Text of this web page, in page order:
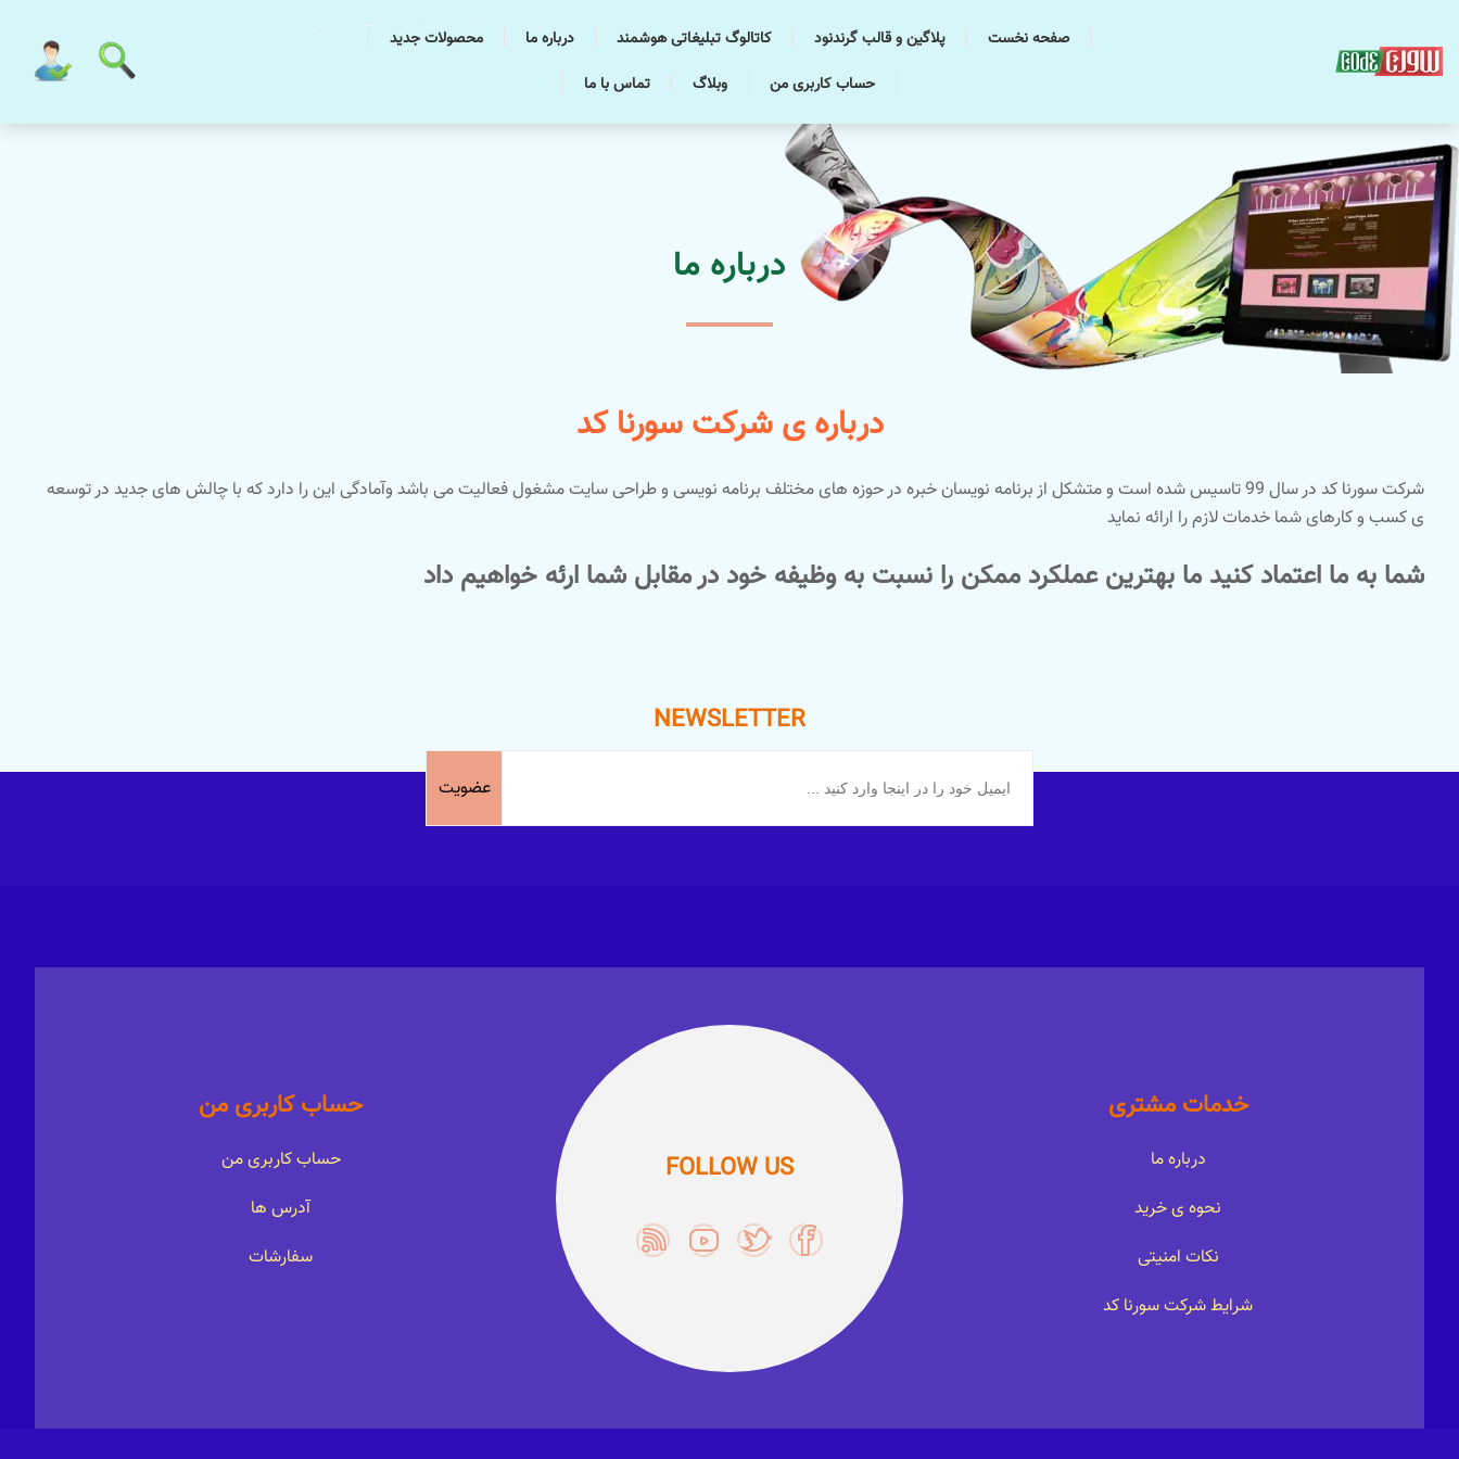
صفحه نخست پلاگین و قالب گرندنود کاتالوگ تبلیغاتی هوشمند درباره ما
محصولات جدید
حساب کاربری من
وبلاگ تماس با ما
درباره ما
درباره ی شرکت سورنا کد
شرکت سورنا کد در سال 99 تاسیس شده است و متشکل از برنامه نویسان خبره در حوزه های مختلف برنامه نویسی و طراحی سایت مشغول فعالیت می باشد وآمادگی این را دارد که با چالش های جدید در توسعه
ی کسب و کارهای شما خدمات لازم را ارائه نماید
شما به ما اعتماد کنید ما بهترین عملکرد ممکن را نسبت به وظیفه خود در مقابل شما ارئه خواهیم داد
NEWSLETTER
عضویت
FOLLOW US
خدمات مشتری
درباره ما
نحوه ی خرید
نکات امنیتی
شرایط شرکت سورنا کد
حساب کاربری من
حساب کاربری من
آدرس ها
سفارشات